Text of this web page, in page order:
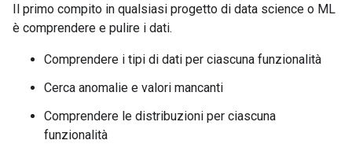
Il primo compito in qualsiasi progetto di data science o ML
è comprendere e pulire i dati.
Comprendere i tipi di dati per ciascuna funzionalità
Cerca anomalie e valori mancanti
Comprendere le distribuzioni per ciascuna
funzionalità